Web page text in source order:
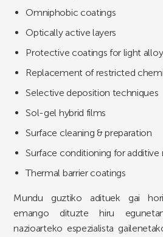
Omniphobic coatings
Optically active layers
Protective coatings for light
Replacement of restricted
Selective deposition techniques
Sol-gel hybrid films
Surface cleaning & preparation
Surface conditioning for additive
Thermal barrier coatings
Mundu guztiko adituek gai
emango dituzte hiru
nazioarteko espezialista